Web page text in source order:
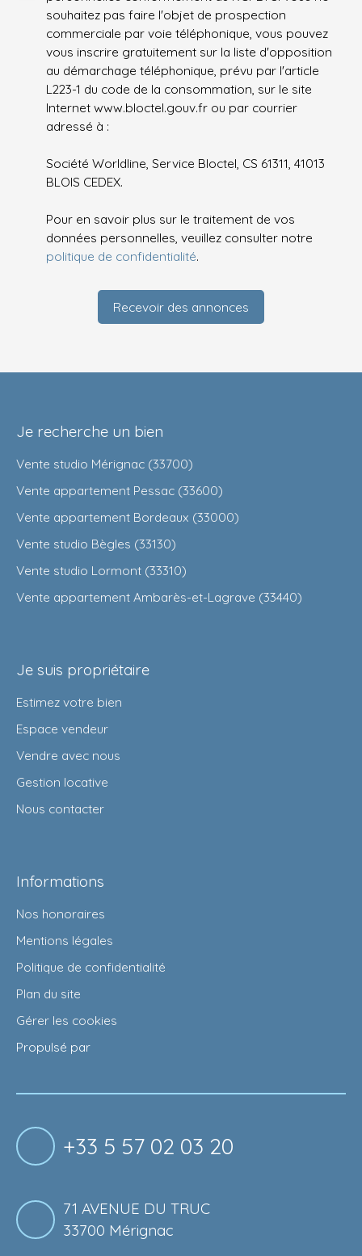
souhaitez pas faire l'objet de prospection
commerciale par voie téléphonique, vous pouvez
vous inscrire gratuitement sur la liste d'opposition
au démarchage téléphonique, prévu par l'article
L223-1 du code de la consommation, sur le site
Internet www.bloctel.gouv.fr ou par courrier
adressé à :
Société Worldline, Service Bloctel, CS 61311, 41013
BLOIS CEDEX.
Pour en savoir plus sur le traitement de vos
données personnelles, veuillez consulter notre
politique de confidentialité.
Recevoir des annonces
Je recherche un bien
Vente studio Mérignac (33700)
Vente appartement Pessac (33600)
Vente appartement Bordeaux (33000)
Vente studio Bègles (33130)
Vente studio Lormont (33310)
Vente appartement Ambarès-et-Lagrave (33440)
Je suis propriétaire
Estimez votre bien
Espace vendeur
Vendre avec nous
Gestion locative
Nous contacter
Informations
Nos honoraires
Mentions légales
Politique de confidentialité
Plan du site
Gérer les cookies
Propulsé par
+33 5 57 02 03 20
71 AVENUE DU TRUC
33700 Mérignac